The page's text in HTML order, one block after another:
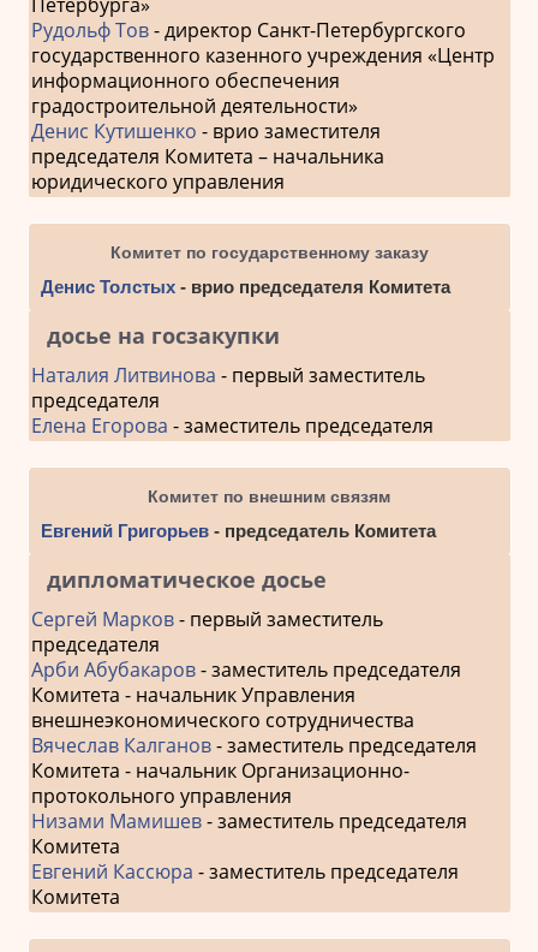
Рудольф Тов- директор Санкт-Петербургского
государственного казенного учреждения «Центр
информационного обеспечения
градостроительной деятельности»
Денис Кутишенко - врио заместителя
председателя Комитета – начальника
юридического управления
Комитет по государственному заказу
Денис Толстых- врио председателя Комитета
досье на госзакупки
Наталия Литвинова - первый заместитель
председателя
Елена Егорова - заместитель председателя
Комитет по внешним связям
Евгений Григорьев- председатель Комитета
дипломатическое досье
Сергей Марков- первый заместитель
председателя
Арби Абубакаров- заместитель председателя
Комитета - начальник Управления
внешнеэкономического сотрудничества
Вячеслав Калганов- заместитель председателя
Комитета - начальник Организационно-
протокольного управления
Низами Мамишев- заместитель председателя
Комитета
Евгений Кассюра - заместитель председателя
Комитета